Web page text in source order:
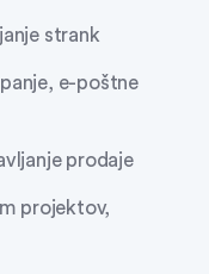
strank
e-poštne
prodaje
projektov,